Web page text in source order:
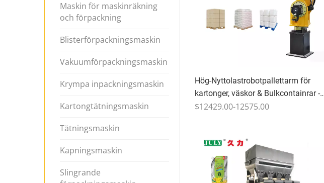
Hög-Nyttolastrobotpallettarm för
kartonger, väskor & Bulkcontainrar -
JULI
$12429.00-12575.00
Maskin för maskinräkning
och förpackning
Blisterförpackningsmaskin
Vakuumförpackningsmaskin
Krympa inpackningsmaskin
Kartongtätningsmaskin
Tätningsmaskin
Kapningsmaskin
Slingrande